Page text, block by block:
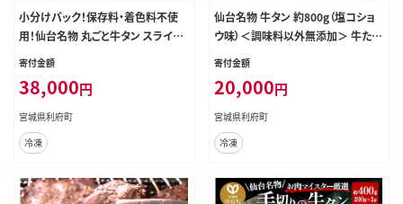
小分けパック！保存料・着色料不使
用！仙台名物 丸ごと牛タン スライス
2kg（200g×10パック）塩コショウ味
[牛タン タン塩 肉 仙台]
寄付金額
38,000円
宮城県利府町
冷凍
仙台名物 牛タン 約800g（塩コショ
ウ味）＜調味料以外無添加＞ 牛たん
スライス 焼き肉 バーベキュー 塩仕
寄付金額
20,000円
宮城県利府町
冷凍